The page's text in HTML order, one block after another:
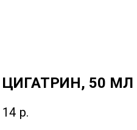
ЦИГАТРИН, 50 МЛ
14 р.